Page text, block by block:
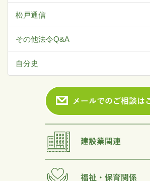
松戸通信
その他法令Q&A
自分史